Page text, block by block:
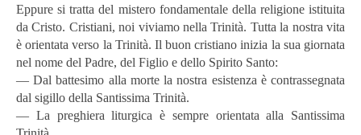
Eppure si tratta del mistero fondamentale della religione istituita
da Cristo. Cristiani, noi viviamo nella Trinità. Tutta la nostra vita
è orientata verso la Trinità. Il buon cristiano inizia la sua giornata
nel nome del Padre, del Figlio e dello Spirito Santo:
— Dal battesimo alla morte la nostra esistenza è contrassegnata
dal sigillo della Santissima Trinità.
— La preghiera liturgica è sempre orientata alla Santissima